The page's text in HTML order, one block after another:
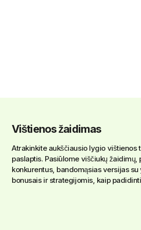
Vištienos žaidimas
Atrakinkite aukščiausio lygio vištienos
paslaptis. Pasiūlome viščiukų žaidimų,
konkurentus, bandomąsias versijas
bonusais ir strategijomis, kaip